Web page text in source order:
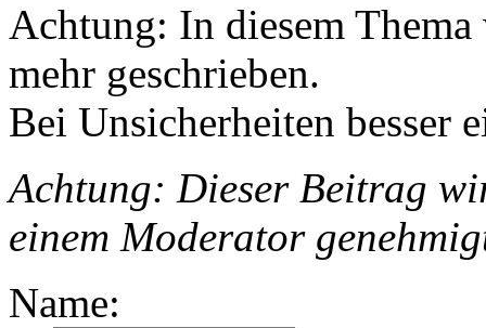
Achtung: In diesem
mehr geschrieben.
Bei Unsicherheiten besser
Achtung: Dieser Beitrag
einem Moderator
Name: